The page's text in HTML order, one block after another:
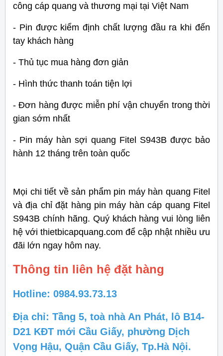
công cáp quang và thương mại tại Việt Nam
- Pin được kiểm định chất lượng đầu ra khi đến
tay khách hàng
- Thủ tục mua hàng đơn giản
- Hình thức thanh toán tiện lợi
- Đơn hàng được miễn phí vận chuyển trong thời
gian sớm nhất
- Pin máy hàn sợi quang Fitel S943B được bảo
hành 12 tháng trên toàn quốc
Mọi chi tiết về sản phẩm pin máy hàn quang Fitel
và địa chỉ đặt hàng pin máy hàn cáp quang Fitel
S943B chính hãng. Quý khách hàng vui lòng liên
hệ với thietbicapquang.com để cập nhật nhiều ưu
đãi lớn ngay hôm nay.
Thông tin liên hệ đặt hàng
Hotline: 0984.93.73.13
Địa chỉ: Tầng 5, toà nhà An Phát, lô B14-
D21 KĐT mới Cầu Giấy, phường Dịch
Vọng Hậu, Quận Cầu Giấy, Tp.Hà Nội.